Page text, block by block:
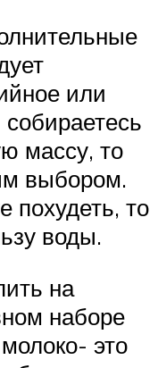
или
массу, то
выбором.
похудеть, то
воды.
на
наборе
это